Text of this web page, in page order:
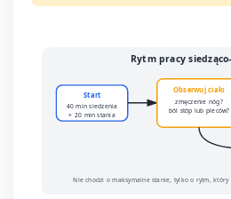
Rytm pracy
Start
40 min siedzenia
+ 20 min stania
Obserwuj ciało
zmęczenie nóg?
ból stóp lub pleców?
Nie chodzi o maksymalne stanie, tylko o rytm, który